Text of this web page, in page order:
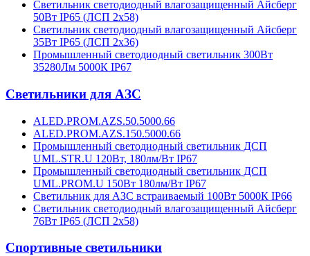
Светильник светодиодный влагозащищенный Айсберг
50Вт IP65 (ЛСП 2х58)
Светильник светодиодный влагозащищенный Айсберг
35Вт IP65 (ЛСП 2х36)
Промышленный светодиодный светильник 300Вт
35280Лм 5000К IP67
Светильники для АЗС
ALED.PROM.AZS.50.5000.66
ALED.PROM.AZS.150.5000.66
Промышленный светодиодный светильник ДСП
UML.STR.U 120Вт, 180лм/Вт IP67
Промышленный светодиодный светильник ДСП
UML.PROM.U 150Вт 180лм/Вт IP67
Светильник для АЗС встраиваемый 100Вт 5000К IP66
Светильник светодиодный влагозащищенный Айсберг
76Вт IP65 (ЛСП 2х58)
Спортивные светильники